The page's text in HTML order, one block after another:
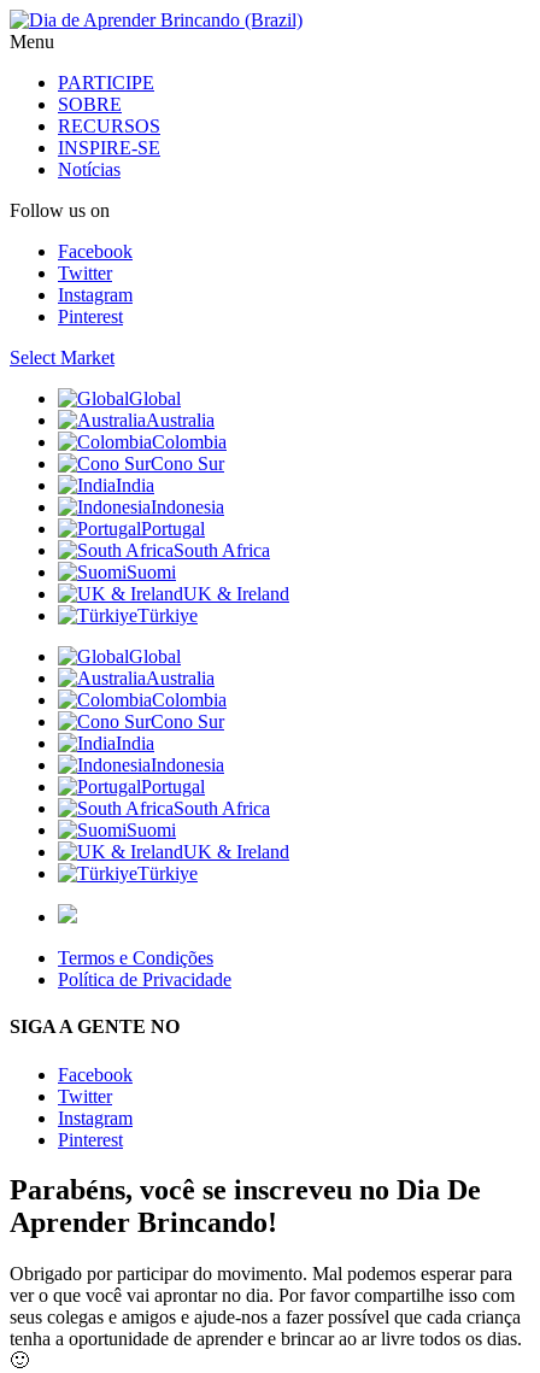
Menu
PARTICIPE
SOBRE
RECURSOS
INSPIRE-SE
Notícias
Follow us on
Facebook
Twitter
Instagram
Pinterest
Select Market
Global
Australia
Colombia
Cono Sur
India
Indonesia
Portugal
South Africa
Suomi
UK & Ireland
Türkiye
Global
Australia
Colombia
Cono Sur
India
Indonesia
Portugal
South Africa
Suomi
UK & Ireland
Türkiye
Termos e Condições
Política de Privacidade
SIGA A GENTE NO
Facebook
Twitter
Instagram
Pinterest
Parabéns, você se inscreveu no Dia De
Aprender Brincando!
Obrigado por participar do movimento. Mal podemos esperar para
ver o que você vai aprontar no dia. Por favor compartilhe isso com
seus colegas e amigos e ajude-nos a fazer possível que cada criança
tenha a oportunidade de aprender e brincar ao ar livre todos os dias.
🙂